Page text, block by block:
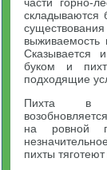
складываются
Сказывается
буком и
подходящие
Пихта в
на ровной
пихты